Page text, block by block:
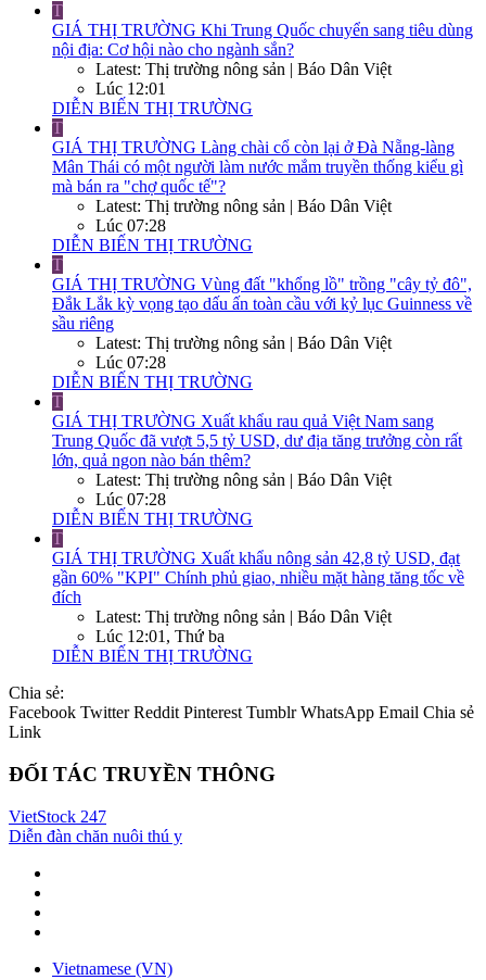
T
GIÁ THỊ TRƯỜNG Khi Trung Quốc chuyển sang tiêu dùng
nội địa: Cơ hội nào cho ngành sắn?
Latest: Thị trường nông sản | Báo Dân Việt
Lúc 12:01
DIỄN BIẾN THỊ TRƯỜNG
T
GIÁ THỊ TRƯỜNG Làng chài cổ còn lại ở Đà Nẵng-làng
Mân Thái có một người làm nước mắm truyền thống kiểu gì
mà bán ra "chợ quốc tế"?
Latest: Thị trường nông sản | Báo Dân Việt
Lúc 07:28
DIỄN BIẾN THỊ TRƯỜNG
T
GIÁ THỊ TRƯỜNG Vùng đất "khổng lồ" trồng "cây tỷ đô",
Đắk Lắk kỳ vọng tạo dấu ấn toàn cầu với kỷ lục Guinness về
sầu riêng
Latest: Thị trường nông sản | Báo Dân Việt
Lúc 07:28
DIỄN BIẾN THỊ TRƯỜNG
T
GIÁ THỊ TRƯỜNG Xuất khẩu rau quả Việt Nam sang
Trung Quốc đã vượt 5,5 tỷ USD, dư địa tăng trưởng còn rất
lớn, quả ngon nào bán thêm?
Latest: Thị trường nông sản | Báo Dân Việt
Lúc 07:28
DIỄN BIẾN THỊ TRƯỜNG
T
GIÁ THỊ TRƯỜNG Xuất khẩu nông sản 42,8 tỷ USD, đạt
gần 60% "KPI" Chính phủ giao, nhiều mặt hàng tăng tốc về
đích
Latest: Thị trường nông sản | Báo Dân Việt
Lúc 12:01, Thứ ba
DIỄN BIẾN THỊ TRƯỜNG
Chia sẻ:
Facebook Twitter Reddit Pinterest Tumblr WhatsApp Email Chia sẻ
Link
ĐỐI TÁC TRUYỀN THÔNG
VietStock 247
Diễn đàn chăn nuôi thú y
Vietnamese (VN)